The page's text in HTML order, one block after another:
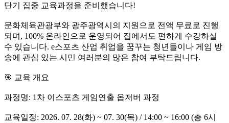
단기 집중 교육과정을 준비했습니다!
문화체육관광부와 광주광역시의 지원으로 전액 무료로 진행
되며, 100% 온라인으로 운영되어 집에서도 편하게 수강하실
수 있습니다. e스포츠 산업 취업을 꿈꾸는 청년들이나 게임 방
송에 관심 있는 시민 여러분의 많은 참여 부탁드립니다.
🎯 교육 개요
과정명: 1차 이스포츠 게임연출 옵저버 과정
교육일정: 2026. 07. 28(화) ~ 07. 30(목) / 14:00 ~ 16:00 (총 6시